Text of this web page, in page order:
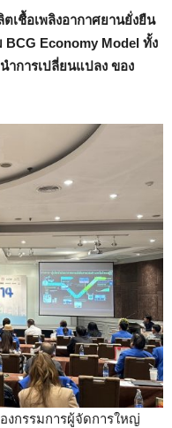
เชื้อเพลิงอากาศยานยั่งยืน
Economy Model ทั้ง
ำการเปลี่ยนแปลง ของ
งกรรมการผู้จัดการใหญ่